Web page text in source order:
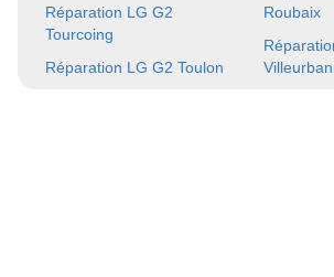
Réparation LG G2
Tourcoing
Réparation LG G2 Toulon
Roubaix